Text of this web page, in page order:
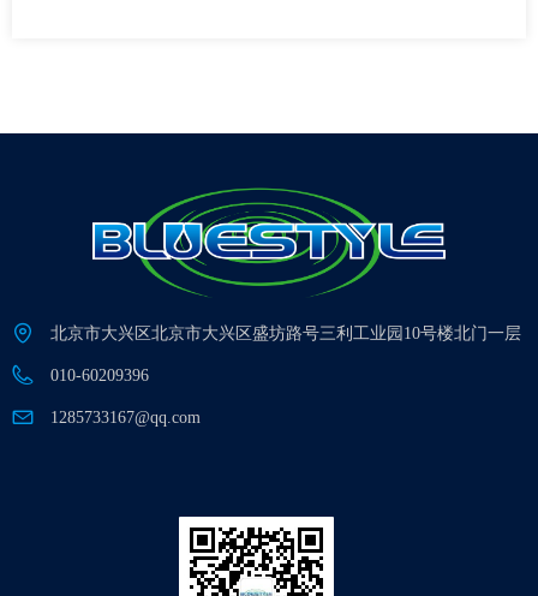
北京市大兴区北京市大兴区盛坊路号三利工业园10号楼北门一层
010-60209396
1285733167@qq.com